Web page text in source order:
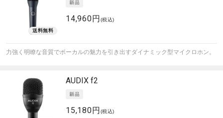
14,960円 (税込)
力強く明瞭な音質でボーカルの魅力を引き出すダイナミック型マイクロホン。
AUDIX f2
15,180円 (税込)